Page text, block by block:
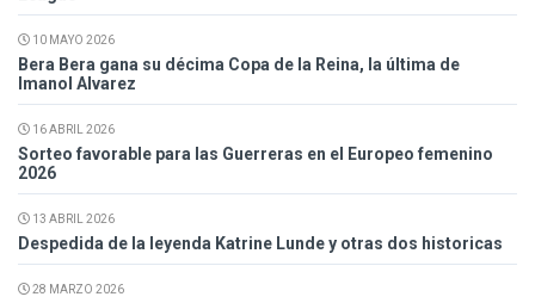
10 MAYO 2026
Bera Bera gana su décima Copa de la Reina, la última de
Imanol Alvarez
16 ABRIL 2026
Sorteo favorable para las Guerreras en el Europeo femenino
2026
13 ABRIL 2026
Despedida de la leyenda Katrine Lunde y otras dos historicas
28 MARZO 2026